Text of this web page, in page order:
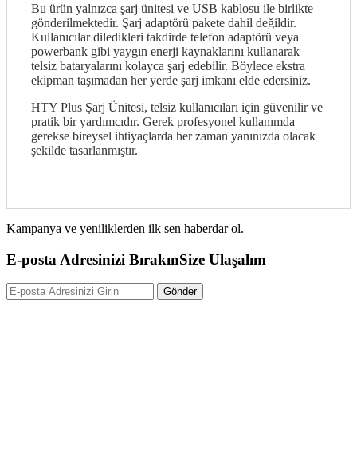
Bu ürün yalnızca şarj ünitesi ve USB kablosu ile birlikte
gönderilmektedir. Şarj adaptörü pakete dahil değildir.
Kullanıcılar diledikleri takdirde telefon adaptörü veya
powerbank gibi yaygın enerji kaynaklarını kullanarak
telsiz bataryalarını kolayca şarj edebilir. Böylece ekstra
ekipman taşımadan her yerde şarj imkanı elde edersiniz.
HTY Plus Şarj Ünitesi, telsiz kullanıcıları için güvenilir ve
pratik bir yardımcıdır. Gerek profesyonel kullanımda
gerekse bireysel ihtiyaçlarda her zaman yanınızda olacak
şekilde tasarlanmıştır.
Kampanya ve yeniliklerden ilk sen haberdar ol.
E-posta Adresinizi BırakınSize Ulaşalım